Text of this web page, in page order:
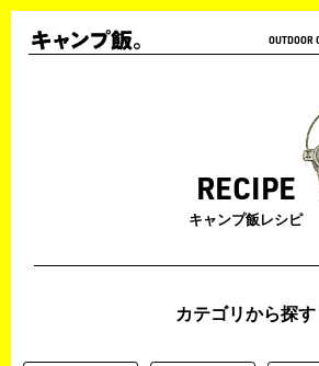
OUTDOOR
RECIPE
キャンプ飯レシピ
カテゴリから探す